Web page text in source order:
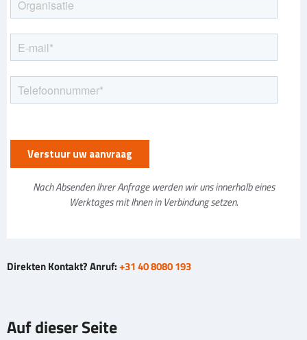
Nach Absenden Ihrer Anfrage werden wir uns innerhalb eines
Werktages mit Ihnen in Verbindung setzen.
Direkten Kontakt? Anruf:+31 40 8080 193
Auf dieser Seite